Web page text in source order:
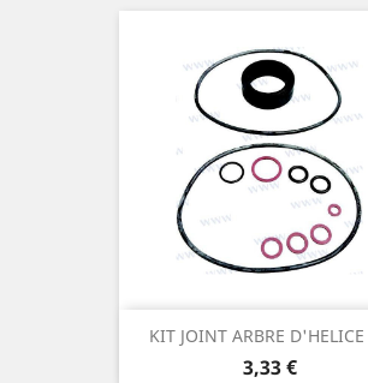
KIT JOINT ARBRE
Prix
3,33 €